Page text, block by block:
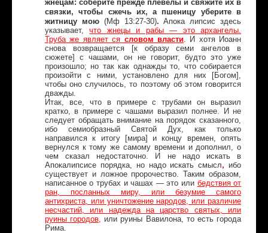
жнецам: соберите прежде плевелы и свяжите их в
связки, чтобы сжечь их, а пшеницу уберите в
житницу мою (Мф 13:27-30).Апока липсис здесь
указывает,что жнецы и рабы — это архангелы.
Труба же являет ся словом власти. И хотя Иоанн
снова возвращается [к образу семи ангелов в
сюжете] с чашами, он не говорит, будто это уже
произошло; но так как однажды то, что собирается
произойти с ними, установлено для них [Богом],
чтобы оно случилось, то поэтому об этом говорится
дважды.
Итак, все, что в примере с трубами он выразил
кратко, в примере с чашами выразил полнее. И не
следует обращать внимание на порядок сказанного,
ибо семиобразный Святой Дух, как только
направился к итогу [мира] и концу времен, опять
вернулся к тому же самому времени и дополнил, о
чем сказал недостаточно. И не надо искать в
Апокалипсисе порядка,
но надо искать смысл, ибо
существует и ложное пророчество. Таким образом,
написанное о трубах и чашах — это или бедствия от
ран, посланных миру, или безумие самого
антихриста, или уничтожение народов, или различие
несчастий, или надежда на царство святых, или
руины городов
или руины Вавилона, то есть города
Рима.